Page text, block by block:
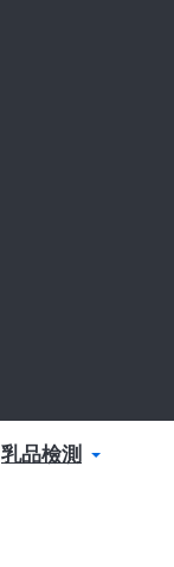
乳品檢測